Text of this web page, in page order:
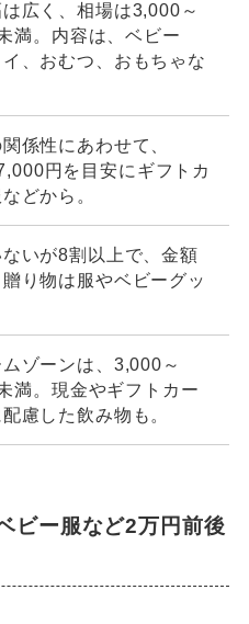
広く、相場は3,000～
満。内容は、ベビー
、おむつ、おもちゃな
係性にあわせて、
円を目安にギフトカ
どから。
いが8割以上で、金額
り物は服やベビーグッ
ゾーンは、3,000～
満。現金やギフトカー
慮した飲み物も。
ビー服など2万円前後